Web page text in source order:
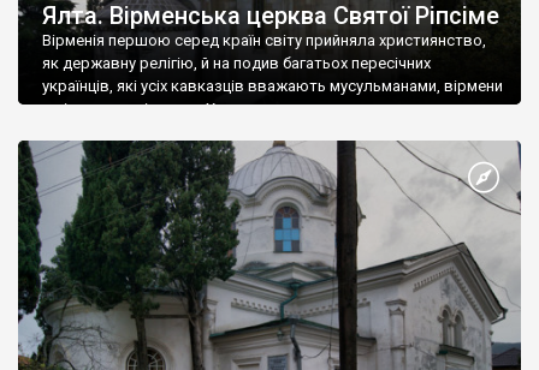
Ялта. Вірменська церква Святої Ріпсіме
Вірменія першою серед країн світу прийняла християнство,
як державну релігію, й на подив багатьох пересічних
українців, які усіх кавказців вважають мусульманами, вірмени
є відданими вірянами Христа